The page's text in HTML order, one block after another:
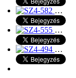
…
…
…